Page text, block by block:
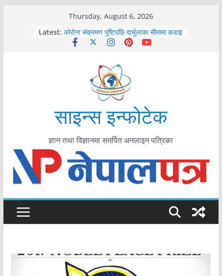
Thursday, August 6, 2026
Latest: कोरोना संक्रमण पुष्टिपछि दार्चुलाका सीमामा कडाइ
विराटनगर महानगरद्वारा पूर्ण खोप सुनिश्चित घोषणा
मकवानपुरमा खोरेत रोग विरुद्धको खोप लगाउन
आयुर्वेद चिकित्सा प्रणालीको भूमिका महत्वपूर्ण छ :
मुख्यमन्त्री शाह
काभ्रेपलाञ्चोकमा आयुर्वेद स्वास्थ्योपचारतर्फ
आकर्षण बढ्दै
साइन्स इन्फोटेक
ज्ञान तथा विज्ञानमा समर्पित अनलाइन पत्रिका